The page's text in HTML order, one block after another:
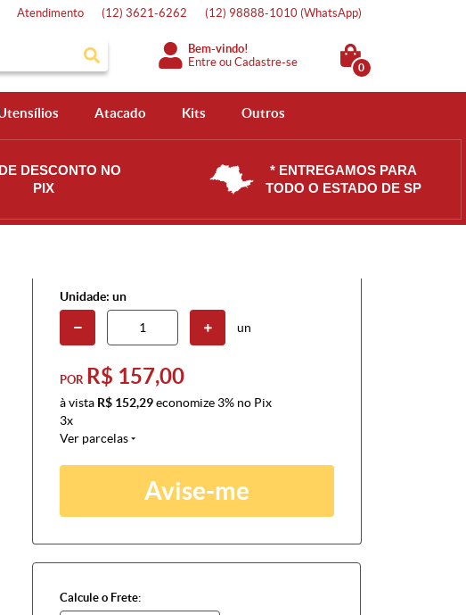
Atendimento (12) 3621-6262 (12) 98888-1010 (WhatsApp)
Bem-vindo!
Entre ouCadastre-se 0
Atacado Kits Outros
DESCONTO NO
PIX
* ENTREGAMOS PARA
TODO O ESTADO DE SP
Unidade: un
un
POR R$ 157,00
à vista R$ 152,29economize 3% no Pix
3x
Ver parcelas
Avise-me
Calcule o Frete: